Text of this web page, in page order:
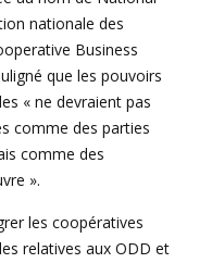
nationale des
Business
que les pouvoirs
« ne devraient pas
comme des parties
comme des
».
les coopératives
relatives aux ODD et